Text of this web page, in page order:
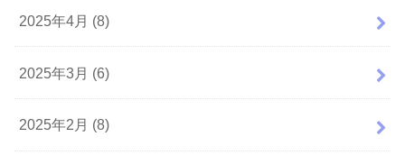
2025年4月 (8)
2025年3月 (6)
2025年2月 (8)